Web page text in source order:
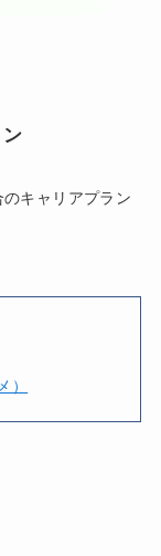
キャリアプラン
）